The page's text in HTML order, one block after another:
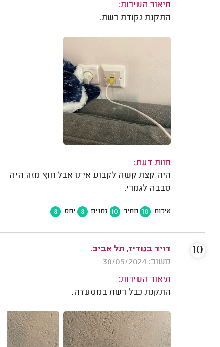
תיאור השירות:
התקנת נקודת רשת.
חוות דעת:
היה קצת קשה לקבוע איתו אבל חוץ מזה היה
סבבה לגמרי.
איכות 10 מחיר 10 זמנים 8 יחס 8
דויד בנודיז, תל אביב.
משוב: 30/05/2024
תיאור השירות:
התקנת כבל רשת במסעדה.
10